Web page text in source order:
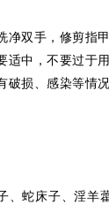
净双手，修剪指
适中，不要过于
破损、感染等情
、蛇床子、淫羊